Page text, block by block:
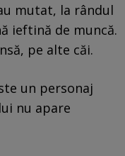
mutat, la rândul
ieftină de muncă.
pe alte căi.
un personaj
nu apare